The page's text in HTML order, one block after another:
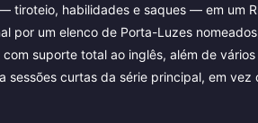
tiroteio, habilidades e saques — em um
por um elenco de Porta-Luzes
suporte total ao inglês, além de vários
sessões curtas da série principal, em vez